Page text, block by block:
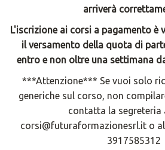
arriverà
L'iscrizione ai corsi a pagamento è
il versamento della quota di
entro e non oltre una settimana
***Attenzione*** Se vuoi solo
generiche sul corso, non
contatta la segreteria
corsi@futuraformazionesrl.it o
3917585312